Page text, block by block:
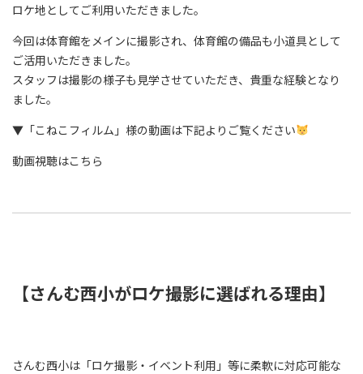
ロケ地としてご利用いただきました。
今回は体育館をメインに撮影され、体育館の備品も小道具として
ご活用いただきました。
スタッフは撮影の様子も見学させていただき、貴重な経験となり
ました。
▼「こねこフィルム」様の動画は下記よりご覧ください
動画視聴はこちら
【さんむ西小がロケ撮影に選ばれる理由】
さんむ西小は「ロケ撮影・イベント利用」等に柔軟に対応可能な